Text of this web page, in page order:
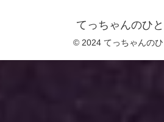
てっちゃんのひ
© 2024 てっちゃんの